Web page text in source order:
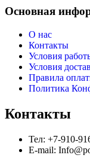
Основная
О нас
Контакты
Условия
Условия
Правила
Политика
Контакты
Тел: +7-910-
E-mail: